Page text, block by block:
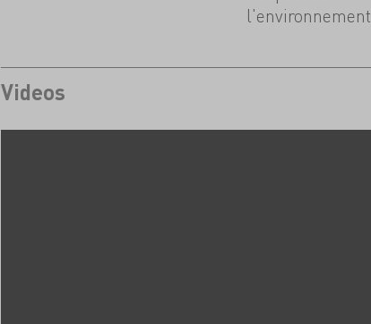
l'environnement
Videos